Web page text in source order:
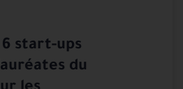
6 start-ups
du